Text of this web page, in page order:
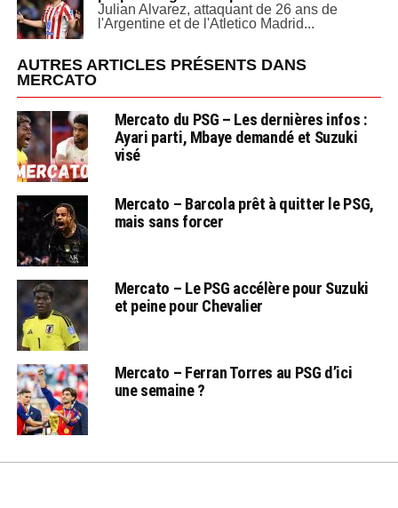
Julian Alvarez, attaquant de 26 ans de
l'Argentine et de l'Atletico Madrid...
AUTRES ARTICLES PRÉSENTS DANS
MERCATO
Mercato du PSG – Les dernières infos :
Ayari parti, Mbaye demandé et Suzuki
visé
Mercato – Barcola prêt à quitter le PSG,
mais sans forcer
Mercato – Le PSG accélère pour Suzuki
et peine pour Chevalier
Mercato – Ferran Torres au PSG d’ici
une semaine ?